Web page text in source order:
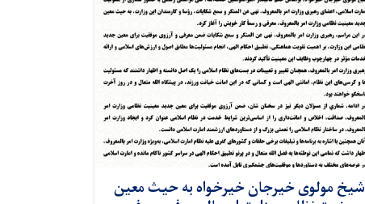
شیخ مولوی خیرجان خیرخواه به حیث معین